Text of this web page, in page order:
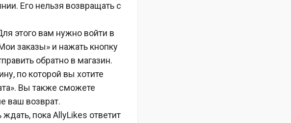
Его нельзя возвращать с
этого вам нужно войти в
заказы» и нажать кнопку
обратно в магазин.
по которой вы хотите
Вы также сможете
ваш возврат.
пока AllyLikes ответит